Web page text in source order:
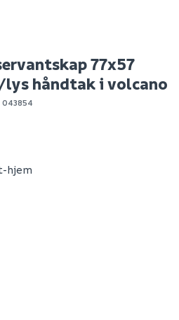
77x57
håndtak i volcano
043854
hjem